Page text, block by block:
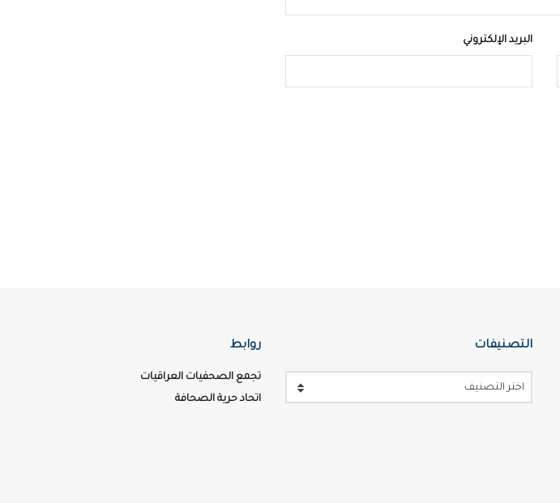
البريد الإلكتروني
التصنيفات
اختر التصنيف
روابط
تجمع الصحفيات العراقيات
اتحاد حرية الصحافة